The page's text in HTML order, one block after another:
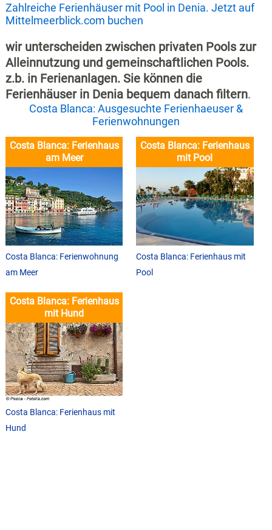
Zahlreiche Ferienhäuser mit Pool in Denia. Jetzt auf
Mittelmeerblick.com buchen
wir unterscheiden zwischen privaten Pools zur
Alleinnutzung und gemeinschaftlichen Pools.
z.b. in Ferienanlagen. Sie können die
Ferienhäuser in Denia bequem danach filtern.
Costa Blanca: Ausgesuchte Ferienhaeuser &
Ferienwohnungen
Costa Blanca: Ferienhaus
am Meer
Costa Blanca: Ferienwohnung
am Meer
Costa Blanca: Ferienhaus
mit Pool
Costa Blanca: Ferienhaus mit
Pool
Costa Blanca: Ferienhaus
mit Hund
Costa Blanca: Ferienhaus mit
Hund